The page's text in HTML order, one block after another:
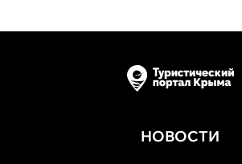
НОВОСТИ